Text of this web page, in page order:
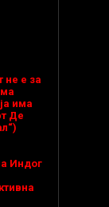
не е за
има
Де
Индог